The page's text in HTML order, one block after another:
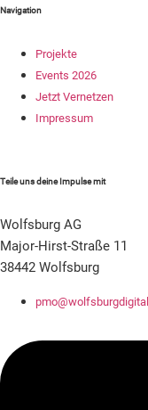
Navigation
Projekte
Events 2026
Jetzt Vernetzen
Impressum
Teile uns deine Impulse mit
Wolfsburg AG
Major-Hirst-Straße 11
38442 Wolfsburg